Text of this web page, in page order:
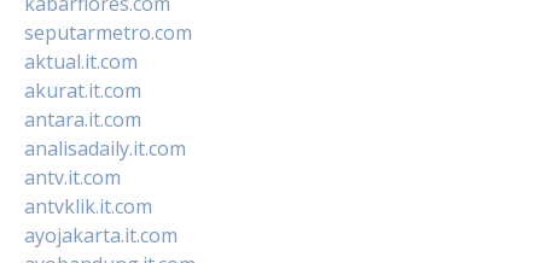
seputarmetro.com
aktual.it.com
akurat.it.com
antara.it.com
analisadaily.it.com
antv.it.com
antvklik.it.com
ayojakarta.it.com